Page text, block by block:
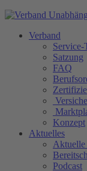
Verband
Service-
Satzung
FAQ
Konzept
Aktuelles
Aktuelle
Podcast